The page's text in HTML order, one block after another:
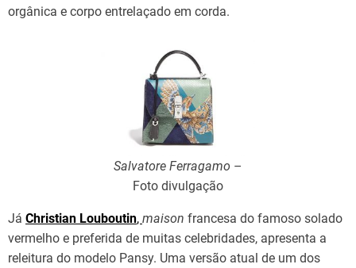
orgânica e corpo entrelaçado em corda.
Salvatore Ferragamo –
Foto divulgação
Já Christian Louboutin, maison francesa do famoso solado
vermelho e preferida de muitas celebridades, apresenta a
releitura do modelo Pansy. Uma versão atual de um dos